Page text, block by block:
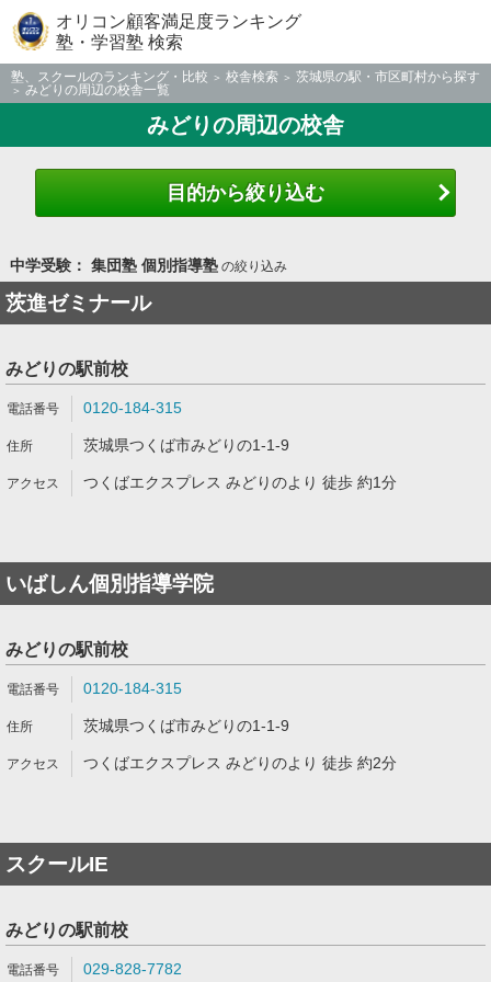
オリコン顧客満足度ランキング
塾・学習塾 検索
塾、スクールのランキング・比較 校舎検索
茨城県の駅・市区町村から探す
みどりの周辺の校舎一覧
みどりの周辺の校舎
目的から絞り込む
中学受験： 集団塾 個別指導塾の絞り込み
茨進ゼミナール
みどりの駅前校
0120-184-315
茨城県つくば市みどりの1-1-9
つくばエクスプレス みどりのより 徒歩 約1分
いばしん個別指導学院
みどりの駅前校
0120-184-315
茨城県つくば市みどりの1-1-9
つくばエクスプレス みどりのより 徒歩 約2分
スクールIE
みどりの駅前校
029-828-7782